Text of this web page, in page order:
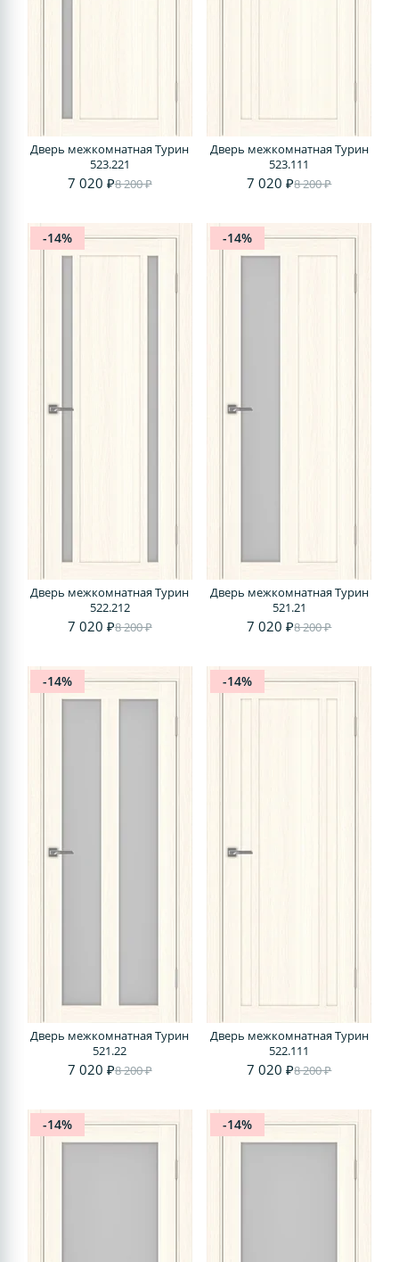
Дверь межкомнатная Турин
523.221
7 020 ₽8 200 ₽
Дверь межкомнатная Турин
523.111
7 020 ₽8 200 ₽
-14%
Дверь межкомнатная Турин
522.212
7 020 ₽8 200 ₽
-14%
Дверь межкомнатная Турин
521.21
7 020 ₽8 200 ₽
-14%
Дверь межкомнатная Турин
521.22
7 020 ₽8 200 ₽
-14%
Дверь межкомнатная Турин
522.111
7 020 ₽8 200 ₽
-14% -14%